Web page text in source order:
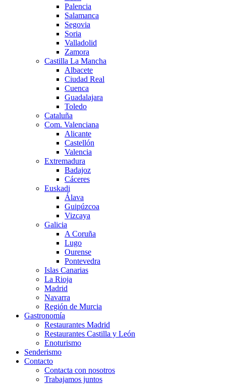
Palencia
Salamanca
Segovia
Soria
Valladolid
Zamora
Castilla La Mancha
Albacete
Ciudad Real
Cuenca
Guadalajara
Toledo
Cataluña
Com. Valenciana
Alicante
Castellón
Valencia
Extremadura
Badajoz
Cáceres
Euskadi
Álava
Guipúzcoa
Vizcaya
Galicia
A Coruña
Lugo
Ourense
Pontevedra
Islas Canarias
La Rioja
Madrid
Navarra
Región de Murcia
Gastronomía
Restaurantes Madrid
Restaurantes Castilla y León
Enoturismo
Senderismo
Contacto
Contacta con nosotros
Trabajamos juntos